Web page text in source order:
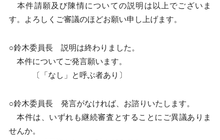
本件請願及び陳情についての説明は以上でございま
す。よろしくご審議のほどお願い申し上げます。
○鈴木委員長 説明は終わりました。
本件についてご発言願います。
〔「なし」と呼ぶ者あり〕
○鈴木委員長 発言がなければ、お諮りいたします。
本件は、いずれも継続審査とすることにご異議ありま
せんか。